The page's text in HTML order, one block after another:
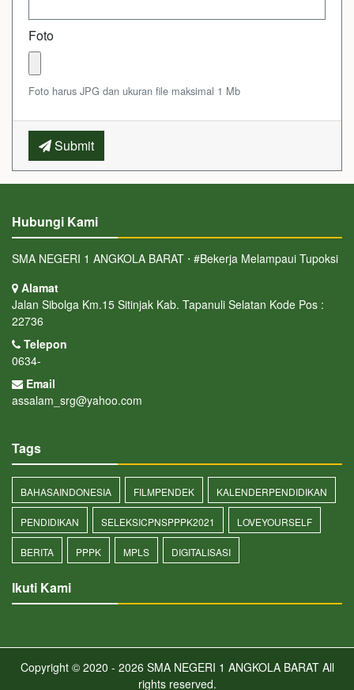
Foto
Foto harus JPG dan ukuran file maksimal 1 Mb
Submit
Hubungi Kami
SMA NEGERI 1 ANGKOLA BARAT ⋅ #Bekerja Melampaui Tupoksi
Alamat
Jalan Sibolga Km.15 Sitinjak Kab. Tapanuli Selatan Kode Pos :
22736
Telepon
0634-
Email
assalam_srg@yahoo.com
Tags
BAHASAINDONESIA FILMPENDEK KALENDERPENDIDIKAN
PENDIDIKAN SELEKSICPNSPPPK2021 LOVEYOURSELF
BERITA PPPK MPLS DIGITALISASI
Ikuti Kami
Copyright © 2020 - 2026 SMA NEGERI 1 ANGKOLA BARATAll
rights reserved.